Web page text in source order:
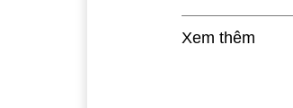
Xem thêm